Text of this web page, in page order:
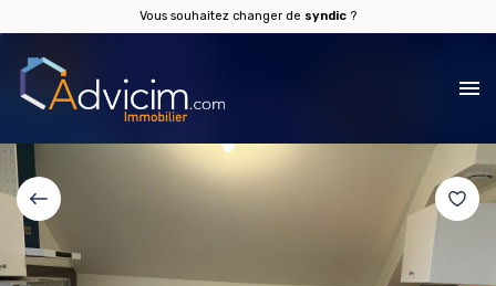
Vous souhaitez changer de syndic ?